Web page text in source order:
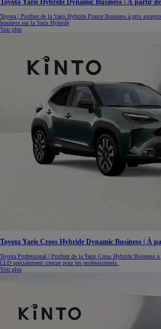
Toyota Yaris Hybride Dynamic Business | À partir
Toyota | Profitez de la Yaris Hybride France Business à prix
business sur la Yaris Hybride
Voir plus
Toyota Yaris Cross Hybride Dynamic Business | À
Toyota Professional | Profitez de la Yaris Cross Hybride Business
LLD spécialement conçue pour les professionnels.
Voir plus